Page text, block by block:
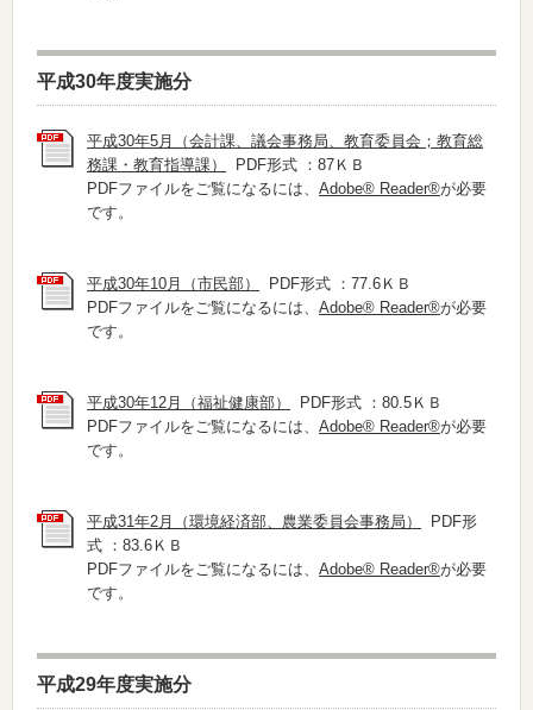
平成30年度実施分
平成30年5月（会計課、議会事務局、教育委員会；教育総
務課・教育指導課）
PDF形式 ：87ＫＢ
PDFファイルをご覧になるには、 Adobe® Reader®が必要
です。
平成30年10月（市民部）
PDF形式 ：77.6ＫＢ
PDFファイルをご覧になるには、 Adobe® Reader®が必要
です。
平成30年12月（福祉健康部）
PDF形式 ：80.5ＫＢ
PDFファイルをご覧になるには、 Adobe® Reader®が必要
です。
平成31年2月（環境経済部、農業委員会事務局）
PDF形
式 ：83.6ＫＢ
PDFファイルをご覧になるには、 Adobe® Reader®が必要
です。
平成29年度実施分